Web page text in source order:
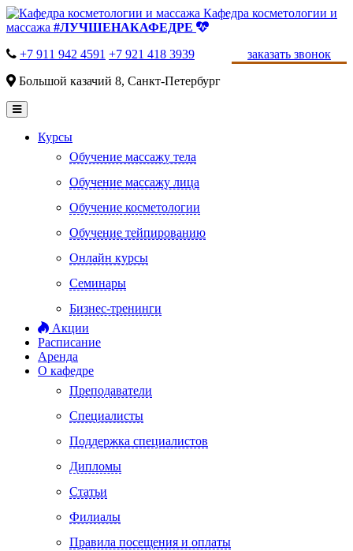
Кафедра косметологии и
массажа #ЛУЧШЕНАКАФЕДРЕ
заказать звонок
+7 911 942 4591 +7 921 418 3939
Большой казачий 8, Санкт-Петербург
Курсы
Обучение массажу тела
Обучение массажу лица
Обучение косметологии
Обучение тейпированию
Онлайн курсы
Семинары
Бизнес-тренинги
Акции
Расписание
Аренда
О кафедре
Преподаватели
Специалисты
Поддержка специалистов
Дипломы
Статьи
Филиалы
Правила посещения и оплаты